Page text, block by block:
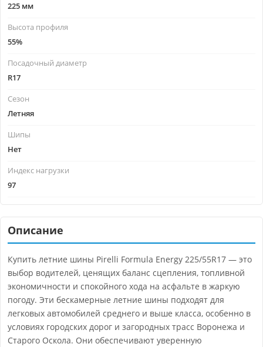
225 мм
Высота профиля
55%
Посадочный диаметр
R17
Сезон
Летняя
Шипы
Нет
Индекс нагрузки
97
Описание
Купить летние шины Pirelli Formula Energy 225/55R17 — это
выбор водителей, ценящих баланс сцепления, топливной
экономичности и спокойного хода на асфальте в жаркую
погоду. Эти бескамерные летние шины подходят для
легковых автомобилей среднего и выше класса, особенно в
условиях городских дорог и загородных трасс Воронежа и
Старого Оскола. Они обеспечивают уверенную